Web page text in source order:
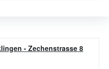
- Zechenstrasse 8